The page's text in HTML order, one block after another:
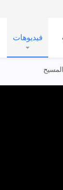
فيديوهات